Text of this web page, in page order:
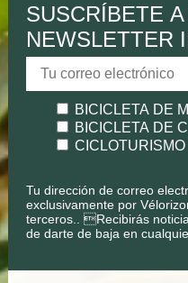
SUSCRÍBETE
NEWSLETTER
BICICLETA DE
BICICLETA DE
CICLOTURISMO
Tu dirección de correo
exclusivamente por
terceros.. Recibirás
de darte de baja en